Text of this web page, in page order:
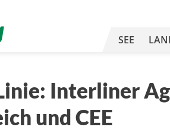
SEE
Interliner
und CEE